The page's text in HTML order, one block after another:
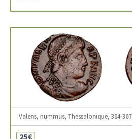
Valens, nummus, Thessalonique, 364-367
25€